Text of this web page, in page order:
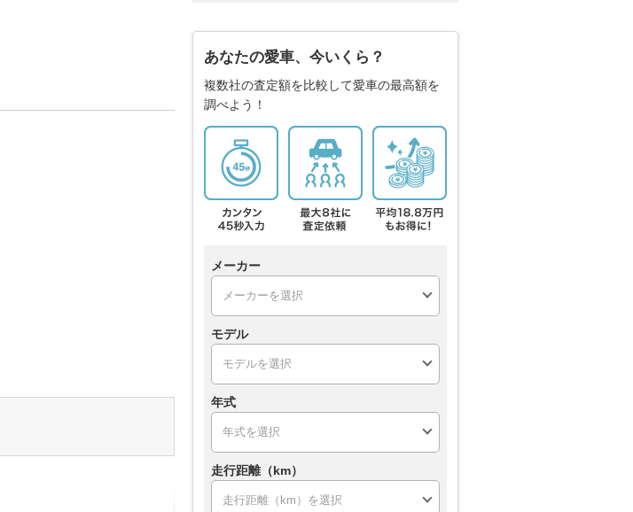
あなたの愛車、今いくら？
複数社の査定額を比較して愛車の最高額を
調べよう！
メーカー
モデル
年式
走行距離（km）